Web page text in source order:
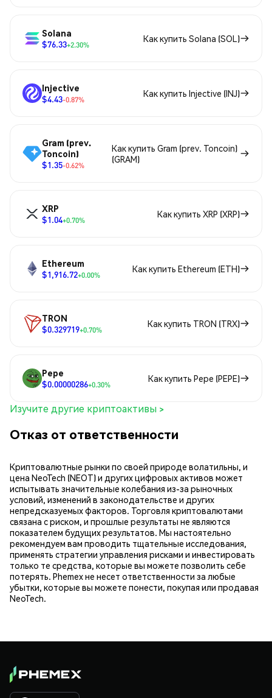
Solana
$76.33+2.30%
Как купить Solana (SOL)
Injective
$4.43-0.87%
Как купить Injective (INJ)
Gram (prev.
Toncoin)
$1.35-0.62%
Как купить Gram (prev. Toncoin)
(GRAM)
XRP
$1.04+0.70%
Как купить XRP (XRP)
Ethereum
$1,916.72+0.00%
Как купить Ethereum (ETH)
TRON
$0.329719+0.70%
Как купить TRON (TRX)
Pepe
$0.00000286+0.30%
Как купить Pepe (PEPE)
Изучите другие криптоактивы >
Отказ от ответственности
Криптовалютные рынки по своей природе волатильны, и
цена NeoTech (NEOT) и других цифровых активов может
испытывать значительные колебания из-за рыночных
условий, изменений в законодательстве и других
непредсказуемых факторов. Торговля криптовалютами
связана с риском, и прошлые результаты не являются
показателем будущих результатов. Мы настоятельно
рекомендуем вам проводить тщательные исследования,
применять стратегии управления рисками и инвестировать
только те средства, которые вы можете позволить себе
потерять. Phemex не несет ответственности за любые
убытки, которые вы можете понести, покупая или продавая
NeoTech.